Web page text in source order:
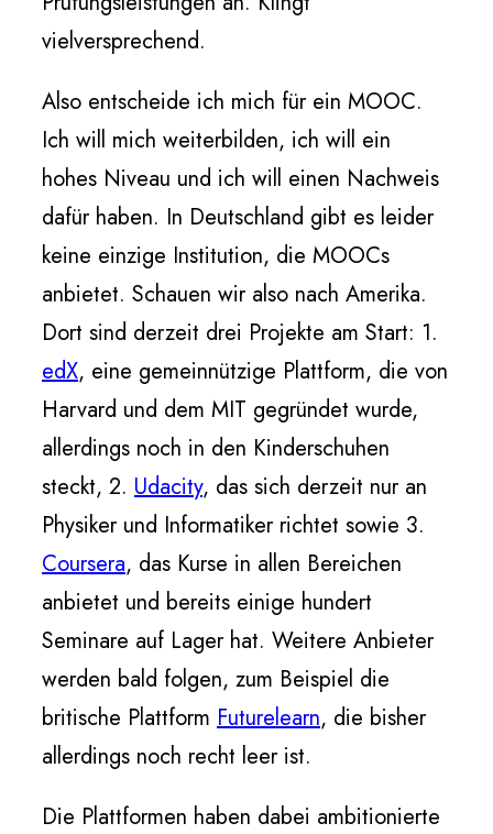
vielversprechend.
Also entscheide ich mich für ein MOOC.
Ich will mich weiterbilden, ich will ein
hohes Niveau und ich will einen Nachweis
dafür haben. In Deutschland gibt es leider
keine einzige Institution, die MOOCs
anbietet. Schauen wir also nach Amerika.
Dort sind derzeit drei Projekte am Start: 1.
edX, eine gemeinnützige Plattform, die von
Harvard und dem MIT gegründet wurde,
allerdings noch in den Kinderschuhen
steckt, 2. Udacity, das sich derzeit nur an
Physiker und Informatiker richtet sowie 3.
Coursera, das Kurse in allen Bereichen
anbietet und bereits einige hundert
Seminare auf Lager hat. Weitere Anbieter
werden bald folgen, zum Beispiel die
britische Plattform Futurelearn, die bisher
allerdings noch recht leer ist.
Die Plattformen haben dabei ambitionierte